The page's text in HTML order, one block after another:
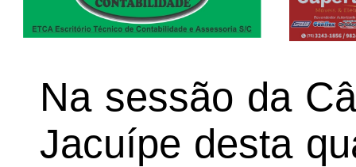
Na sessão da
Jacuípe desta